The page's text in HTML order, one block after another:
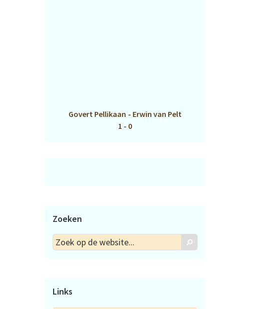
Govert Pellikaan - Erwin van Pelt
1 - 0
Zoeken
Zoek
op
Zoek
Links